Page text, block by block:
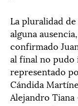
La pluralidad
alguna
confirmado
al final no pudo
representado
Cándida
Alejandro